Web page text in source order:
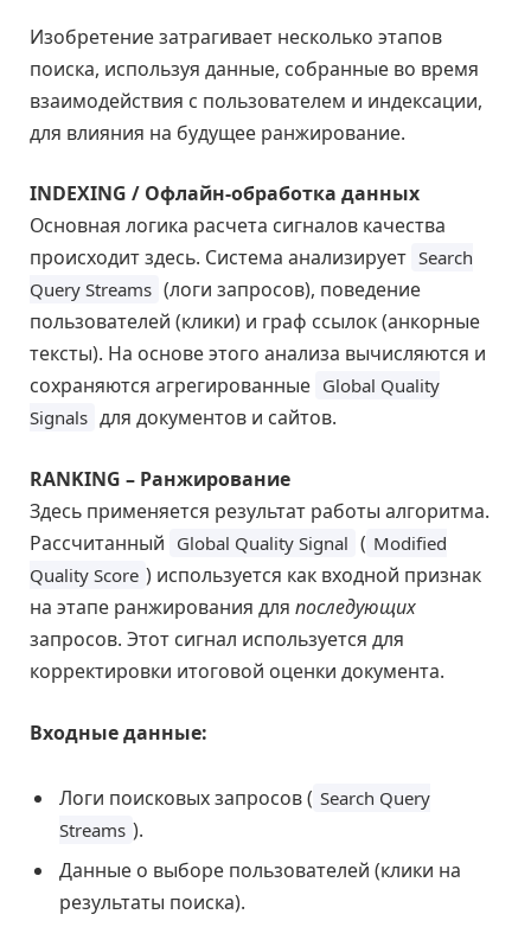
Изобретение затрагивает несколько этапов
поиска, используя данные, собранные во время
взаимодействия с пользователем и индексации,
для влияния на будущее ранжирование.
INDEXING / Офлайн-обработка данных
Основная логика расчета сигналов качества
происходит здесь. Система анализирует Search
Query Streams (логи запросов), поведение
пользователей (клики) и граф ссылок (анкорные
тексты). На основе этого анализа вычисляются и
сохраняются агрегированные Global Quality
Signals для документов и сайтов.
RANKING – Ранжирование
Здесь применяется результат работы алгоритма.
Рассчитанный Global Quality Signal ( Modified
Quality Score ) используется как входной признак
на этапе ранжирования для последующих
запросов. Этот сигнал используется для
корректировки итоговой оценки документа.
Входные данные:
Логи поисковых запросов ( Search Query
Streams ).
Данные о выборе пользователей (клики на
результаты поиска).